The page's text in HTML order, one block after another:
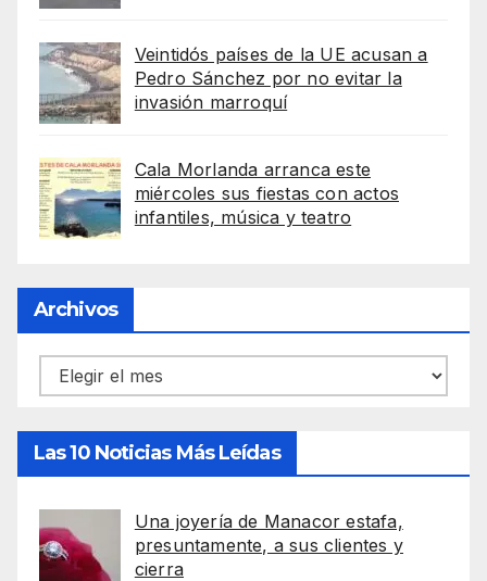
Veintidós países de la UE acusan a
Pedro Sánchez por no evitar la
invasión marroquí
Cala Morlanda arranca este
miércoles sus fiestas con actos
infantiles, música y teatro
Archivos
Archivos
Las 10 Noticias Más Leídas
Una joyería de Manacor estafa,
presuntamente, a sus clientes y
cierra